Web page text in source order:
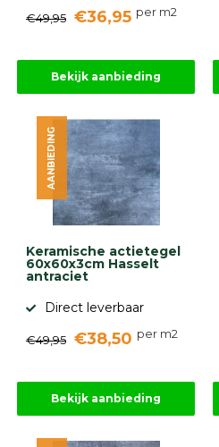
Onlinebestrating.nl
9.1
gebaseerd
€49,95 €36,95 per m2
Bekijk aanbieding
Keramische actietegel
60x60x3cm Hasselt
antraciet
Direct leverbaar
€49,95 €38,50 per m2
AANBIEDING
Bekijk aanbieding